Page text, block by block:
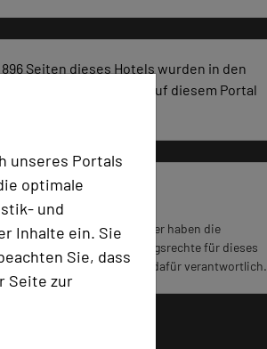
unseres Portals
optimale
und
Inhalte ein. Sie
Sie, dass
Seite zur
896 Seiten dieses Hotels wurden in den
vergangenen 30 Tagen auf diesem Portal
Impressum zum Hotel
Für die Verwendung der Bilder haben die
jeweiligen Hotels die Nutzungsrechte für dieses
Portal eingeräumt und sind dafür verantwortlich.